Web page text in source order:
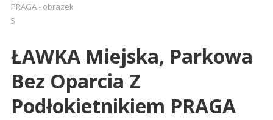
ŁAWKA Miejska, Parkowa
Bez Oparcia Z
Podłokietnikiem PRAGA